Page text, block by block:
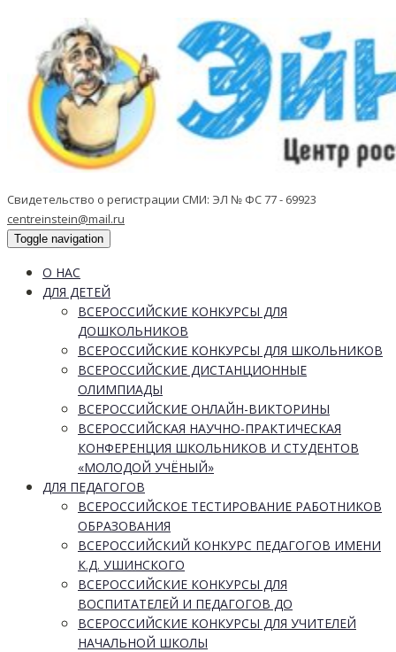
Свидетельство о регистрации СМИ: ЭЛ № ФС 77 - 69923
centreinstein@mail.ru
Toggle navigation
О НАС
ДЛЯ ДЕТЕЙ
ВСЕРОССИЙСКИЕ КОНКУРСЫ ДЛЯ
ДОШКОЛЬНИКОВ
ВСЕРОССИЙСКИЕ КОНКУРСЫ ДЛЯ ШКОЛЬНИКОВ
ВСЕРОССИЙСКИЕ ДИСТАНЦИОННЫЕ
ОЛИМПИАДЫ
ВСЕРОССИЙСКИЕ ОНЛАЙН-ВИКТОРИНЫ
ВСЕРОССИЙСКАЯ НАУЧНО-ПРАКТИЧЕСКАЯ
КОНФЕРЕНЦИЯ ШКОЛЬНИКОВ И СТУДЕНТОВ
«МОЛОДОЙ УЧЁНЫЙ»
ДЛЯ ПЕДАГОГОВ
ВСЕРОССИЙСКОЕ ТЕСТИРОВАНИЕ РАБОТНИКОВ
ОБРАЗОВАНИЯ
ВСЕРОССИЙСКИЙ КОНКУРС ПЕДАГОГОВ ИМЕНИ
К.Д. УШИНСКОГО
ВСЕРОССИЙСКИЕ КОНКУРСЫ ДЛЯ
ВОСПИТАТЕЛЕЙ И ПЕДАГОГОВ ДО
ВСЕРОССИЙСКИЕ КОНКУРСЫ ДЛЯ УЧИТЕЛЕЙ
НАЧАЛЬНОЙ ШКОЛЫ